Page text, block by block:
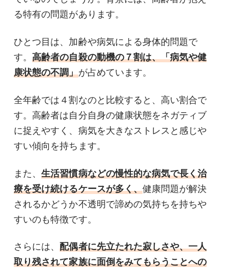
る特有の問題があります。
ひとつ目は、加齢や病気による身体的問題で
す。高齢者の自殺の動機の７割は、「病気や健
康状態の不調」が占めています。
全年齢では４割なのと比較すると、高い割合で
す。高齢者は自分自身の健康状態をネガティブ
に捉えやすく、病気を大きなストレスと感じや
すい傾向を持ちます。
また、生活習慣病などの慢性的な病気で長く治
療を受け続けるケースが多く、健康問題が解決
されるかどうか不透明で諦めの気持ちを持ちや
すいのも特徴です。
さらには、配偶者に先立たれた寂しさや、一人
取り残されて家族に面倒をみてもらうことへの